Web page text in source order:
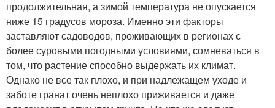
продолжительная, а зимой температура не опускается
ниже 15 градусов мороза. Именно эти факторы
заставляют садоводов, проживающих в регионах с
более суровыми погодными условиями, сомневаться в
том, что растение способно выдержать их климат.
Однако не все так плохо, и при надлежащем уходе и
заботе гранат очень неплохо приживается и даже